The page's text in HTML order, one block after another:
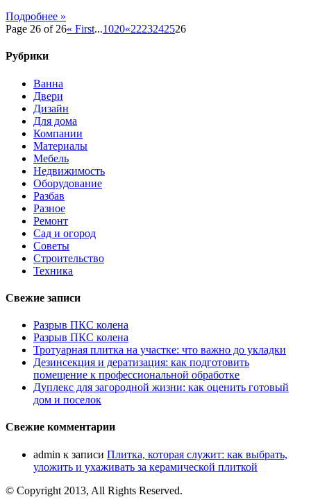
Подробнее »
Page 26 of 26« First...1020«2223242526
Рубрики
Ванна
Двери
Дизайн
Для дома
Компании
Материалы
Мебель
Недвижимость
Оборудование
Разбав
Разное
Ремонт
Сад и огород
Советы
Строительство
Техника
Свежие записи
Разрыв ПКС колена
Разрыв ПКС колена
Тротуарная плитка на участке: что важно до укладки
Дезинсекция и дератизация: как подготовить
помещение к профессиональной обработке
Дуплекс для загородной жизни: как оценить готовый
дом и поселок
Свежие комментарии
admin к записи Плитка, которая служит: как выбрать,
уложить и ухаживать за керамической плиткой
© Copyright 2013, All Rights Reserved.